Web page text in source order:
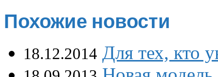
Похожие новости
18.12.2014 Для тех, кто